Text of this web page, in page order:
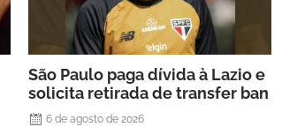
São Paulo paga dívida à Lazio e
solicita retirada de transfer ban
6 de agosto de 2026